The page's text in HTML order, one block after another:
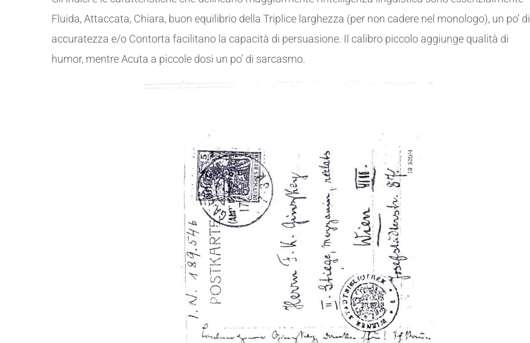
Fluida, Attaccata, Chiara, buon equilibrio della Triplice larghezza (per non cadere nel monologo), un po’ di
accuratezza e/o Contorta facilitano la capacità di persuasione. Il calibro piccolo aggiunge qualità di
humor, mentre Acuta a piccole dosi un po’ di sarcasmo.